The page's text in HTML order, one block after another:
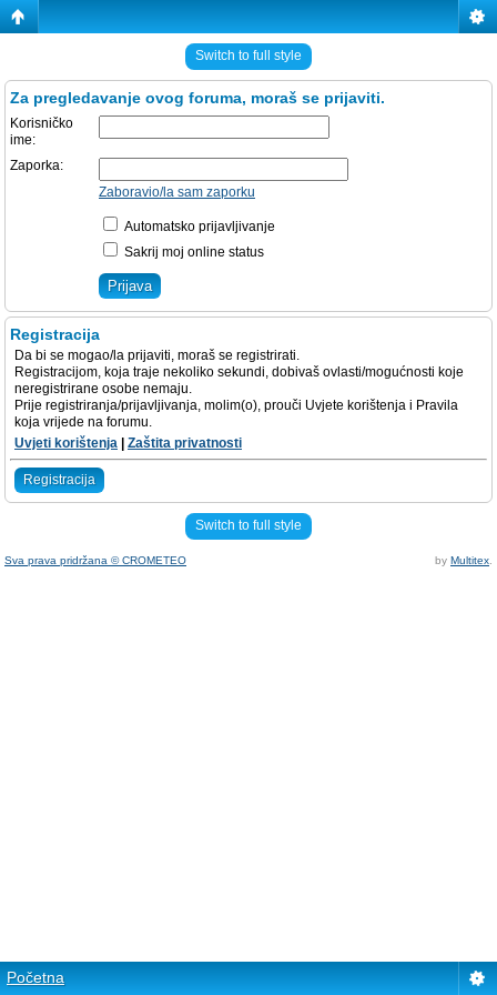
Switch to full style
Za pregledavanje ovog foruma, moraš se prijaviti.
Korisničko
ime:
Zaporka:
Zaboravio/la sam zaporku
Automatsko prijavljivanje
Sakrij moj online status
Registracija
Da bi se mogao/la prijaviti, moraš se registrirati.
Registracijom, koja traje nekoliko sekundi, dobivaš ovlasti/mogućnosti koje
neregistrirane osobe nemaju.
Prije registriranja/prijavljivanja, molim(o), prouči Uvjete korištenja i Pravila
koja vrijede na forumu.
Uvjeti korištenja
Zaštita privatnosti
Registracija
Switch to full style
Sva prava pridržana © CROMETEO by Multitex
Početna